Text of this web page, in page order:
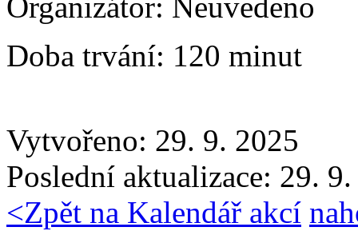
Doba trvání: 120 minut
Vytvořeno: 29. 9. 2025
Poslední aktualizace: 29.
<Zpět na Kalendář akcí